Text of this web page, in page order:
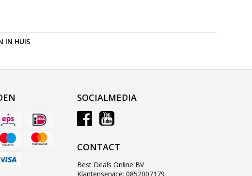
IN HUIS
SOCIALMEDIA
CONTACT
Best Deals Online BV
Klantenservice: 0852007179